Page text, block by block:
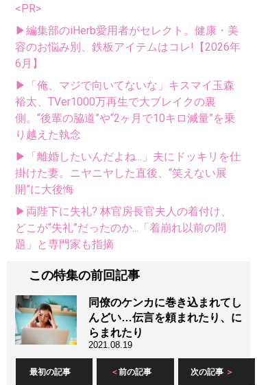
<PR>
▶編集部のiHerb愛用者がセレクト。健康・美
容のお悩み別、鉄板アイテムはコレ!【2026年
6月】
▶「俺、マジで向いてないな」キスマイ玉森
裕太、TVer1000万再生で大ブレイクの裏
側。“後輩の脇道”や“2ヶ月で10キロ減量”を乗
り越えた執念
▶「離婚したいんだよね...」夫にドッキリを仕
掛けた妻。ニヤニヤした直後、“笑えない展
開”に大後悔
▶両陛下に失礼? 林官房長官夫人の着付け、
どこが“失礼”だったのか...「着崩れ以前の問
題」と専門家も指摘
この特集の前回記事
同僚のケンカに巻き込まれてし
んどい…伝言を頼まれたり、に
らまれたり
2021.08.19
最初の記事 前の記事 次の記事